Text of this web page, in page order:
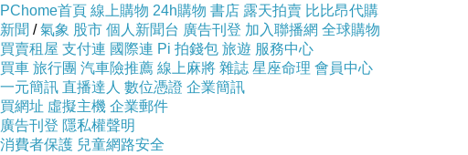
PChome首頁 線上購物 24h購物 書店 露天拍賣 比比昂代購
新聞 /氣象 股市 個人新聞台 廣告刊登 加入聯播網 全球購物
買賣租屋 支付連 國際連 Pi 拍錢包 旅遊 服務中心
買車 旅行團 汽車險推薦 線上麻將 雜誌 星座命理 會員中心
一元簡訊 直播達人 數位憑證 企業簡訊
買網址 虛擬主機 企業郵件
廣告刊登 隱私權聲明
消費者保護 兒童網路安全